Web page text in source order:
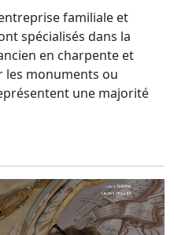
familiale et
spécialisés dans la
en charpente et
les monuments ou
une majorité